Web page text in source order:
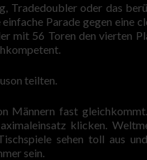
Tradedoubler oder das
Parade gegen eine
mit 56 Toren den vierten
teilten.
Männern fast
klicken.
sehen toll aus
sein.